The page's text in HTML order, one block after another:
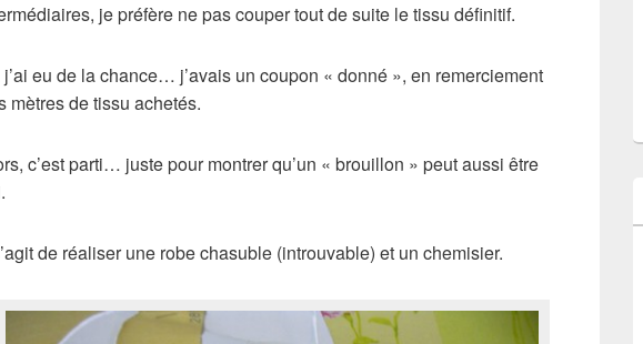
je préfère ne pas couper tout de suite le tissu définitif.
j’ai eu de la chance… j’avais un coupon « donné », en remerciement
mètres de tissu achetés.
c’est parti… juste pour montrer qu’un « brouillon » peut aussi être
de réaliser une robe chasuble (introuvable) et un chemisier.